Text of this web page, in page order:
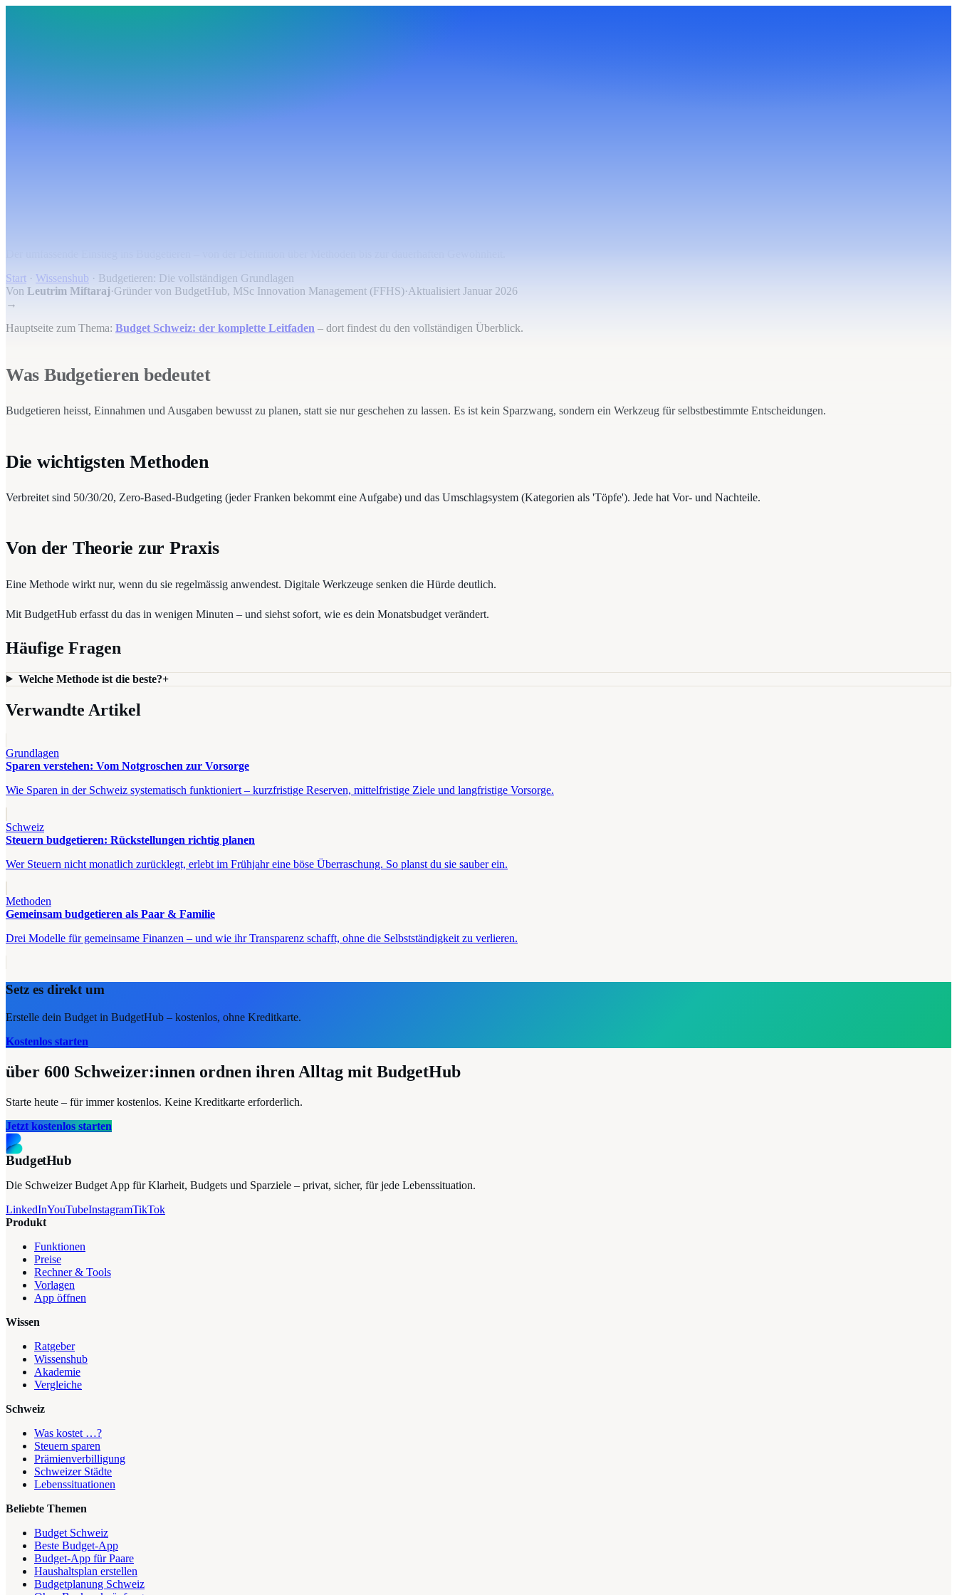
Start · Wissenshub · Budgetieren: Die vollständigen Grundlagen
Von Leutrim Miftaraj·Gründer von BudgetHub, MSc Innovation Management (FFHS)· Aktualisiert Januar 2026
→
Hauptseite zum Thema: Budget Schweiz: der komplette Leitfaden – dort findest du den vollständigen Überblick.
Was Budgetieren bedeutet
Budgetieren heisst, Einnahmen und Ausgaben bewusst zu planen, statt sie nur geschehen zu lassen. Es ist kein Sparzwang, sondern ein Werkzeug für selbstbestimmte Entscheidungen.
Die wichtigsten Methoden
Verbreitet sind 50/30/20, Zero-Based-Budgeting (jeder Franken bekommt eine Aufgabe) und das Umschlagsystem (Kategorien als 'Töpfe'). Jede hat Vor- und Nachteile.
Von der Theorie zur Praxis
Eine Methode wirkt nur, wenn du sie regelmässig anwendest. Digitale Werkzeuge senken die Hürde deutlich.
Mit BudgetHub erfasst du das in wenigen Minuten – und siehst sofort, wie es dein Monatsbudget verändert.
Häufige Fragen
Welche Methode ist die beste?+
Verwandte Artikel
Grundlagen
Sparen verstehen: Vom Notgroschen zur Vorsorge
Wie Sparen in der Schweiz systematisch funktioniert – kurzfristige Reserven, mittelfristige Ziele und langfristige Vorsorge.
Schweiz
Steuern budgetieren: Rückstellungen richtig planen
Wer Steuern nicht monatlich zurücklegt, erlebt im Frühjahr eine böse Überraschung. So planst du sie sauber ein.
Methoden
Gemeinsam budgetieren als Paar & Familie
Drei Modelle für gemeinsame Finanzen – und wie ihr Transparenz schafft, ohne die Selbstständigkeit zu verlieren.
Setz es direkt um
Erstelle dein Budget in BudgetHub – kostenlos, ohne Kreditkarte.
Kostenlos starten
über 600 Schweizer:innen ordnen ihren Alltag mit BudgetHub
Starte heute – für immer kostenlos. Keine Kreditkarte erforderlich.
Jetzt kostenlos starten
BudgetHub
Die Schweizer Budget App für Klarheit, Budgets und Sparziele – privat, sicher, für jede Lebenssituation.
LinkedInYouTubeInstagramTikTok
Produkt
Funktionen
Preise
Rechner & Tools
Vorlagen
App öffnen
Wissen
Ratgeber
Wissenshub
Akademie
Vergleiche
Schweiz
Was kostet …?
Steuern sparen
Prämienverbilligung
Schweizer Städte
Lebenssituationen
Beliebte Themen
Budget Schweiz
Beste Budget-App
Budget-App für Paare
Haushaltsplan erstellen
Budgetplanung Schweiz